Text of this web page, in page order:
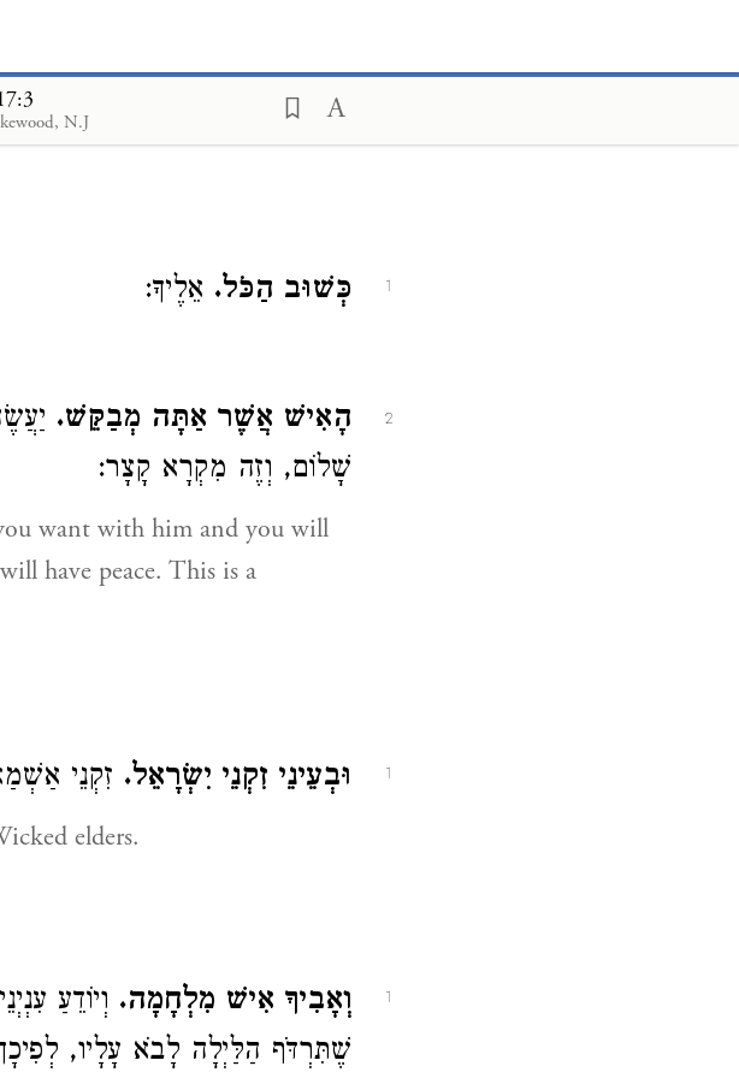
N.J
1 כְּשׁוּב הַכֹּל. אֵלֶיךָ:
2 הָאִישׁ אֲשֶׁר אַתָּה מְבַקֵּשׁ.
שָׁלוֹם, וְזֶה מִקְרָא קָצָר:
want with him and you will
have peace. This is a
1 וּבְעֵינֵי זִקְנֵי יִשְׂרָאֵל. זִקְנֵי
elders.
1 וְאָבִיךָ אִישׁ מִלְחָמָה. וְיוֹדֵעַ
שֶׁתִּרְדֹּף הַלַּיְלָה לָבֹא עָלָיו,